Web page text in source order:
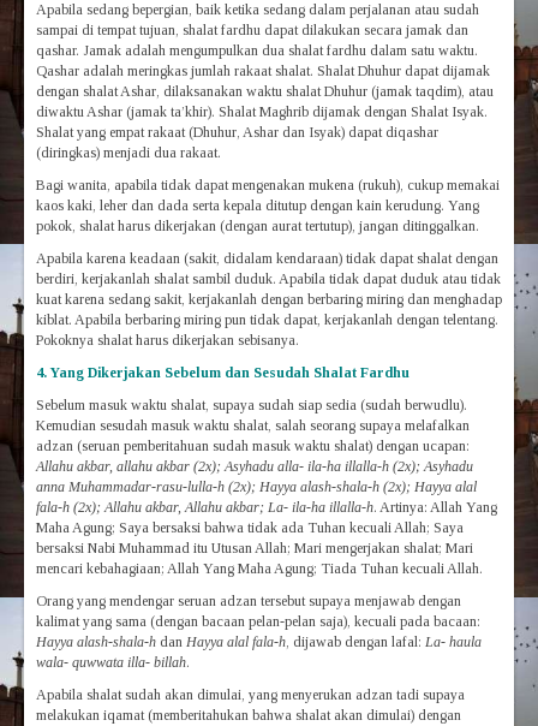
Apabila sedang bepergian, baik ketika sedang dalam perjalanan atau sudah
sampai di tempat tujuan, shalat fardhu dapat dilakukan secara jamak dan
qashar. Jamak adalah mengumpulkan dua shalat fardhu dalam satu waktu.
Qashar adalah meringkas jumlah rakaat shalat. Shalat Dhuhur dapat dijamak
dengan shalat Ashar, dilaksanakan waktu shalat Dhuhur (jamak taqdim), atau
diwaktu Ashar (jamak ta’khir). Shalat Maghrib dijamak dengan Shalat Isyak.
Shalat yang empat rakaat (Dhuhur, Ashar dan Isyak) dapat diqashar
(diringkas) menjadi dua rakaat.
Bagi wanita, apabila tidak dapat mengenakan mukena (rukuh), cukup memakai
kaos kaki, leher dan dada serta kepala ditutup dengan kain kerudung. Yang
pokok, shalat harus dikerjakan (dengan aurat tertutup), jangan ditinggalkan.
Apabila karena keadaan (sakit, didalam kendaraan) tidak dapat shalat dengan
berdiri, kerjakanlah shalat sambil duduk. Apabila tidak dapat duduk atau tidak
kuat karena sedang sakit, kerjakanlah dengan berbaring miring dan menghadap
kiblat. Apabila berbaring miring pun tidak dapat, kerjakanlah dengan telentang.
Pokoknya shalat harus dikerjakan sebisanya.
4. Yang Dikerjakan Sebelum dan Sesudah Shalat Fardhu
Sebelum masuk waktu shalat, supaya sudah siap sedia (sudah berwudlu).
Kemudian sesudah masuk waktu shalat, salah seorang supaya melafalkan
adzan (seruan pemberitahuan sudah masuk waktu shalat) dengan ucapan:
Allahu akbar, allahu akbar (2x); Asyhadu alla- ila-ha illalla-h (2x); Asyhadu
anna Muhammadar-rasu-lulla-h (2x); Hayya alash-shala-h (2x); Hayya alal
fala-h (2x); Allahu akbar, Allahu akbar; La- ila-ha illalla-h. Artinya: Allah Yang
Maha Agung; Saya bersaksi bahwa tidak ada Tuhan kecuali Allah; Saya
bersaksi Nabi Muhammad itu Utusan Allah; Mari mengerjakan shalat; Mari
mencari kebahagiaan; Allah Yang Maha Agung; Tiada Tuhan kecuali Allah.
Orang yang mendengar seruan adzan tersebut supaya menjawab dengan
kalimat yang sama (dengan bacaan pelan-pelan saja), kecuali pada bacaan:
Hayya alash-shala-h dan Hayya alal fala-h, dijawab dengan lafal: La- haula
wala- quwwata illa- billah.
Apabila shalat sudah akan dimulai, yang menyerukan adzan tadi supaya
melakukan iqamat (memberitahukan bahwa shalat akan dimulai) dengan